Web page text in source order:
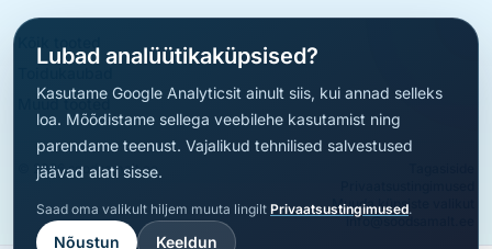
Muud tooted
© 2026 soodsamalt.ee
Muuda küpsiste valikut
info@soodsamalt.ee
Lubad analüütikaküpsised?
Kasutame Google Analyticsit ainult siis, kui annad selleks
loa. Mõõdistame sellega veebilehe kasutamist ning
parendame teenust. Vajalikud tehnilised salvestused
jäävad alati sisse.
Saad oma valikult hiljem muuta lingilt Privaatsustingimused.
Nõustun Keeldun